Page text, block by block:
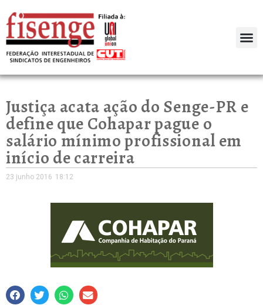
Justiça acata ação do Senge-PR e
define que Cohapar pague o
salário mínimo profissional em
início de carreira
23 junho 2016 18:12